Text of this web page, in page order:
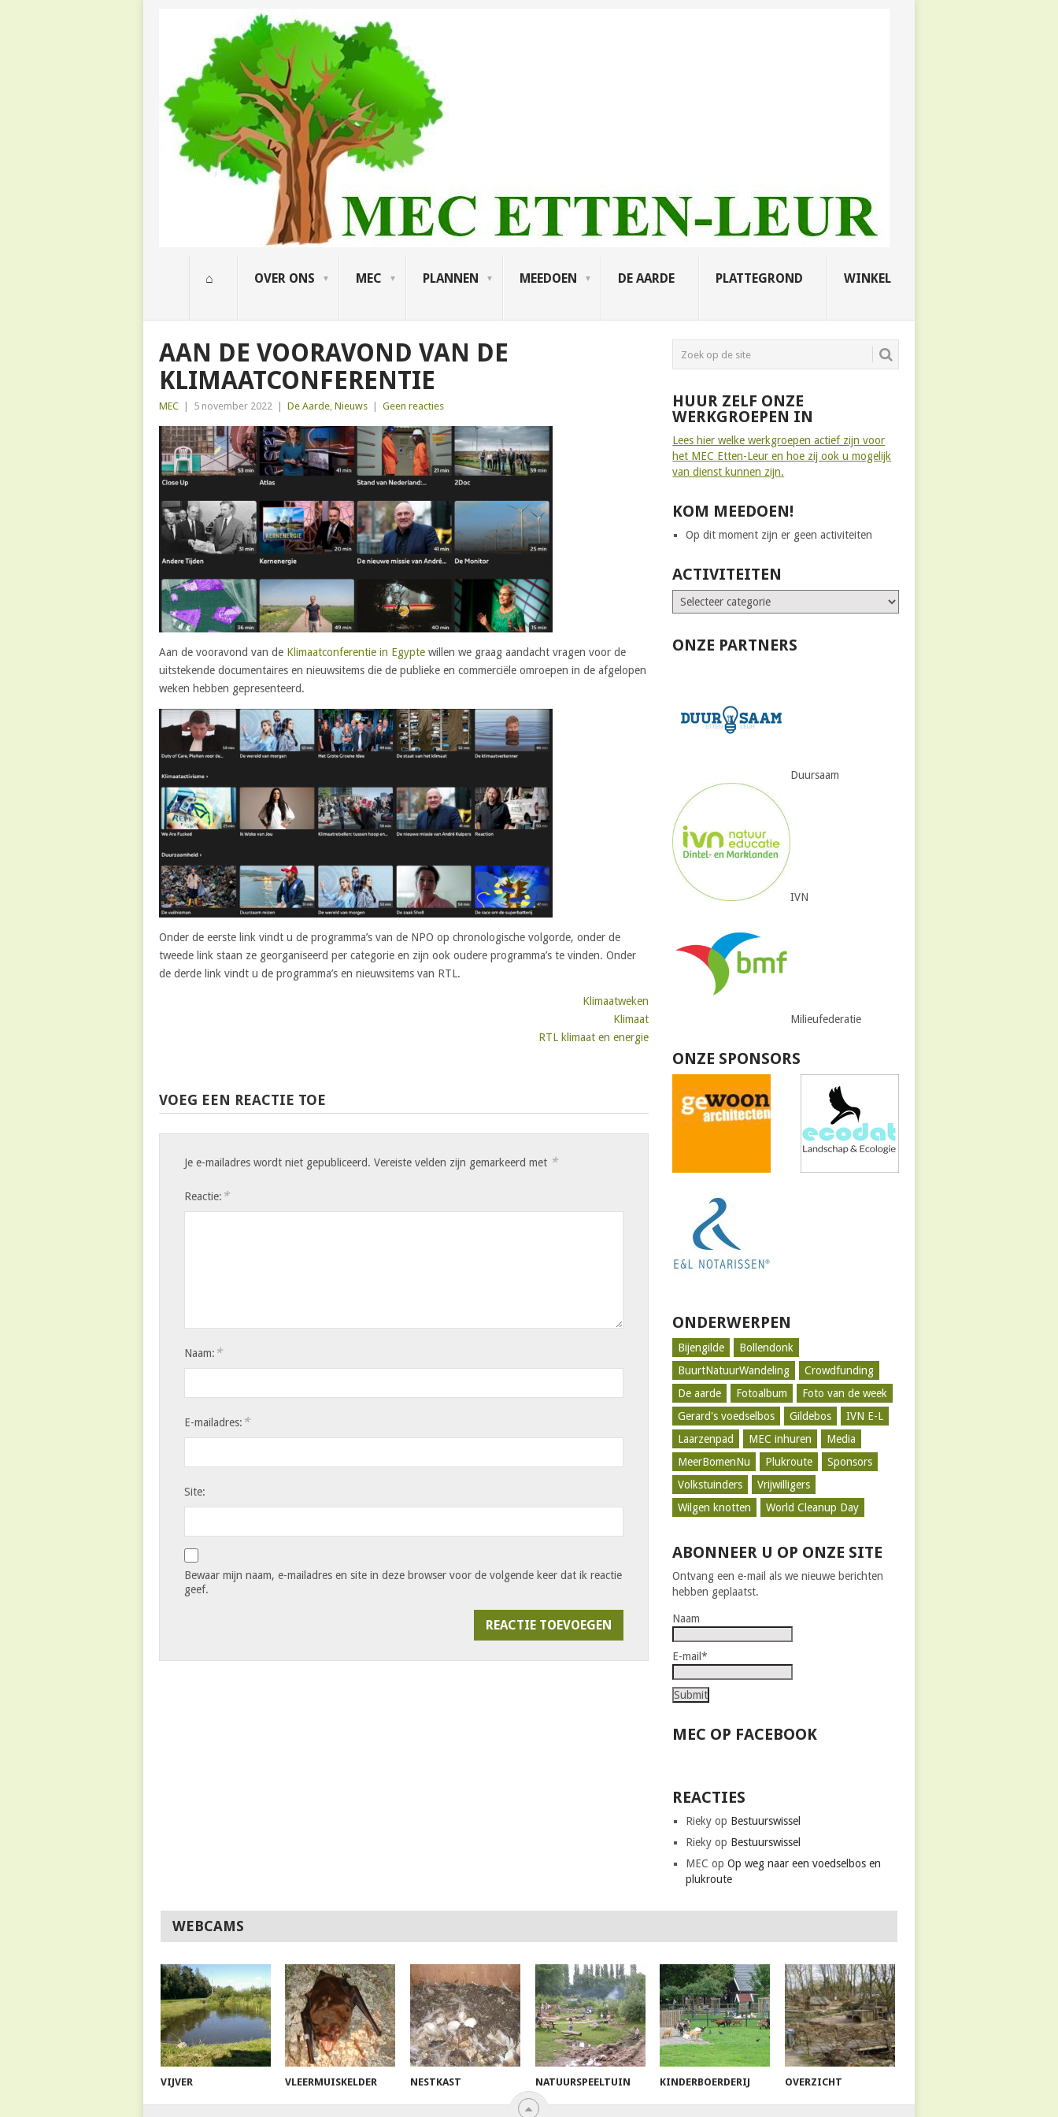
⌂ OVER ONS MEC PLANNEN MEEDOEN DE AARDE PLATTEGROND WINKEL
AAN DE VOORAVOND VAN DE
KLIMAATCONFERENTIE
MEC 5 november 2022 De Aarde, Nieuws Geen reacties
Aan de vooravond van de Klimaatconferentie in Egypte willen we graag aandacht vragen voor de
uitstekende documentaires en nieuwsitems die de publieke en commerciële omroepen in de afgelopen
weken hebben gepresenteerd.
Onder de eerste link vindt u de programma’s van de NPO op chronologische volgorde, onder de
tweede link staan ze georganiseerd per categorie en zijn ook oudere programma’s te vinden. Onder
de derde link vindt u de programma’s en nieuwsitems van RTL.
Klimaatweken
Klimaat
RTL klimaat en energie
VOEG EEN REACTIE TOE
Je e-mailadres wordt niet gepubliceerd. Vereiste velden zijn gemarkeerd met *
Reactie: *
Naam: *
E-mailadres: *
Site:
Bewaar mijn naam, e-mailadres en site in deze browser voor de volgende keer dat ik reactie
geef.
HUUR ZELF ONZE
WERKGROEPEN IN
Lees hier welke werkgroepen actief zijn voor
het MEC Etten-Leur en hoe zij ook u mogelijk
van dienst kunnen zijn.
KOM MEEDOEN!
Op dit moment zijn er geen activiteiten
ACTIVITEITEN
ONZE PARTNERS
Duursaam
IVN
Milieufederatie
ONZE SPONSORS
ONDERWERPEN
Bijengilde
Bollendonk
BuurtNatuurWandeling
Crowdfunding
De aarde
Fotoalbum
Foto van de week
Gerard's voedselbos
Gildebos
IVN E-L
Laarzenpad
MEC inhuren
Media
MeerBomenNu
Plukroute
Sponsors
Volkstuinders
Vrijwilligers
Wilgen knotten
World Cleanup Day
ABONNEER U OP ONZE SITE
Ontvang een e-mail als we nieuwe berichten
hebben geplaatst.
Naam
E-mail*
MEC OP FACEBOOK
REACTIES
Rieky op Bestuurswissel
Rieky op Bestuurswissel
MEC opOp weg naar een voedselbos en
plukroute
WEBCAMS
VIJVER VLEERMUISKELDER NESTKAST NATUURSPEELTUIN KINDERBOERDERIJ OVERZICHT